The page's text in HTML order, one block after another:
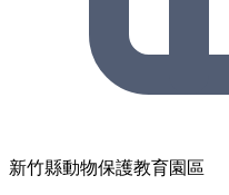
新竹縣動物保護教育園區